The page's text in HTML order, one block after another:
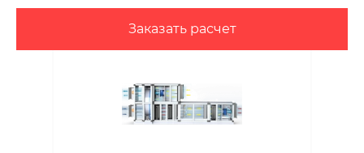
Заказать расчет